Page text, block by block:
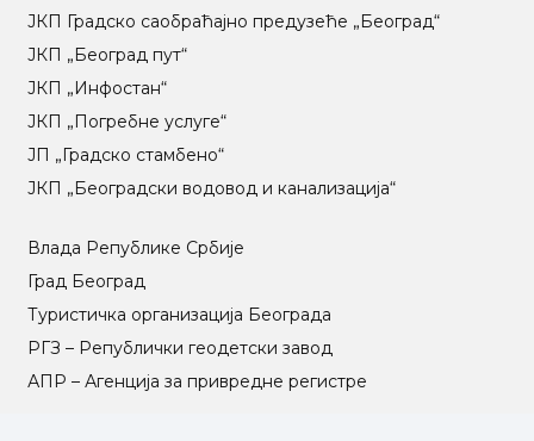
ЈКП Градско саобраћајно предузеће „Београд“
ЈКП „Београд пут“
ЈКП „Инфостан“
ЈКП „Погребне услуге“
ЈП „Градско стамбено“
ЈКП „Београдски водовод и канализација“
Влада Републике Србије
Град Београд
Туристичка организација Београда
РГЗ – Републички геодетски завод
АПР – Агенција за привредне регистре